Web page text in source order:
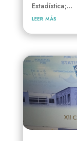
Estadística;...
leer más